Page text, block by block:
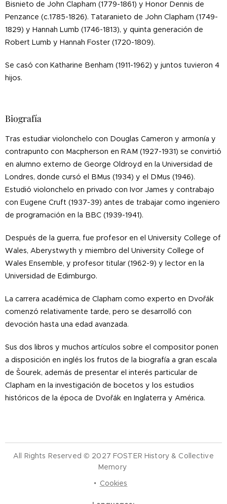
Bisnieto de John Clapham (1779-1861) y Honor Dennis de
Penzance (c.1785-1826). Tataranieto de John Clapham (1749-
1829) y Hannah Lumb (1746-1813), y quinta generación de
Robert Lumb y Hannah Foster (1720-1809).
Se casó con Katharine Benham (1911-1962) y juntos tuvieron 4
hijos.
Biografía
Tras estudiar violonchelo con Douglas Cameron y armonía y
contrapunto con Macpherson en RAM (1927-1931) se convirtió
en alumno externo de George Oldroyd en la Universidad de
Londres, donde cursó el BMus (1934) y el DMus (1946).
Estudió violonchelo en privado con Ivor James y contrabajo
con Eugene Cruft (1937-39) antes de trabajar como ingeniero
de programación en la BBC (1939-1941).
Después de la guerra, fue profesor en el University College of
Wales, Aberystwyth y miembro del University College of
Wales Ensemble, y profesor titular (1962-9) y lector en la
Universidad de Edimburgo.
La carrera académica de Clapham como experto en Dvořák
comenzó relativamente tarde, pero se desarrolló con
devoción hasta una edad avanzada.
Sus dos libros y muchos artículos sobre el compositor ponen
a disposición en inglés los frutos de la biografía a gran escala
de Šourek, además de presentar el interés particular de
Clapham en la investigación de bocetos y los estudios
históricos de la época de Dvořák en Inglaterra y América.
All Rights Reserved © 2027 FOSTER History & Collective
Memory
Cookies